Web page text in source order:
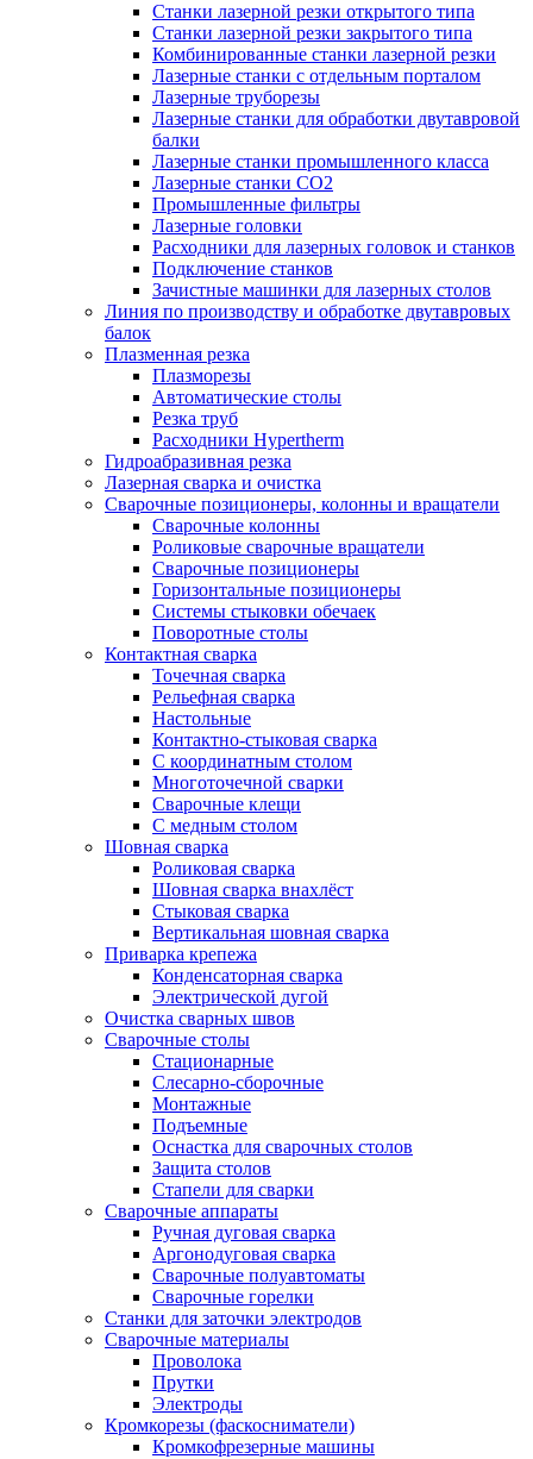
Станки лазерной резки открытого типа
Станки лазерной резки закрытого типа
Комбинированные станки лазерной резки
Лазерные станки с отдельным порталом
Лазерные труборезы
Лазерные станки для обработки двутавровой
балки
Лазерные станки промышленного класса
Лазерные станки CO2
Промышленные фильтры
Лазерные головки
Расходники для лазерных головок и станков
Подключение станков
Зачистные машинки для лазерных столов
Линия по производству и обработке двутавровых
балок
Плазменная резка
Плазморезы
Автоматические столы
Резка труб
Расходники Hypertherm
Гидроабразивная резка
Лазерная сварка и очистка
Сварочные позиционеры, колонны и вращатели
Сварочные колонны
Роликовые сварочные вращатели
Сварочные позиционеры
Горизонтальные позиционеры
Системы стыковки обечаек
Поворотные столы
Контактная сварка
Точечная сварка
Рельефная сварка
Настольные
Контактно-стыковая сварка
С координатным столом
Многоточечной сварки
Сварочные клещи
С медным столом
Шовная сварка
Роликовая сварка
Шовная сварка внахлёст
Стыковая сварка
Вертикальная шовная сварка
Приварка крепежа
Конденсаторная сварка
Электрической дугой
Очистка сварных швов
Сварочные столы
Стационарные
Слесарно-сборочные
Монтажные
Подъемные
Оснастка для сварочных столов
Защита столов
Стапели для сварки
Сварочные аппараты
Ручная дуговая сварка
Аргонодуговая сварка
Сварочные полуавтоматы
Сварочные горелки
Станки для заточки электродов
Сварочные материалы
Проволока
Прутки
Электроды
Кромкорезы (фаскосниматели)
Кромкофрезерные машины